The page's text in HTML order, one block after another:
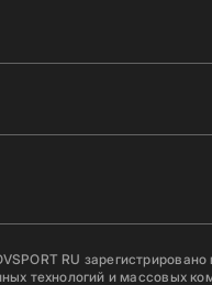
RU
технологий и массовых